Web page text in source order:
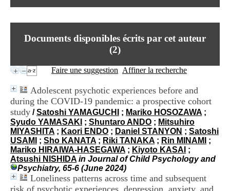
Lundi au Vendredi
Contact
Mail
Documents disponibles écrits par cet auteur
(2)
Faire une suggestion Affiner la recherche
Adolescent psychotic experiences before and
during the COVID-19 pandemic: a prospective cohort
study /Satoshi YAMAGUCHI ; Mariko HOSOZAWA ;
Syudo YAMASAKI ; Shuntaro ANDO ; Mitsuhiro
MIYASHITA ; Kaori ENDO ; Daniel STANYON ; Satoshi
USAMI
; Sho KANATA ; Riki TANAKA ; Rin MINAMI
;
Mariko HIRAIWA-HASEGAWA ; Kiyoto KASAI ;
Atsushi NISHIDA in Journal of Child Psychology and
Psychiatry, 65-6 (June 2024)
Loneliness patterns across time and subsequent
risk of psychotic experiences, depression, anxiety, and
i
e
t
e
D
o
c
u
m
e
n
t
a
t